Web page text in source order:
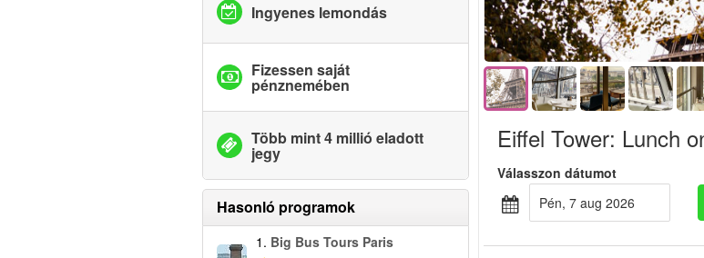
Ingyenes lemondás
Fizessen saját
pénznemében
Több mint 4 millió eladott
jegy
Hasonló programok
1. Big Bus Tours Paris
Eiffel Tower: Lunch
Válasszon dátumot
pén, 7 aug 2026